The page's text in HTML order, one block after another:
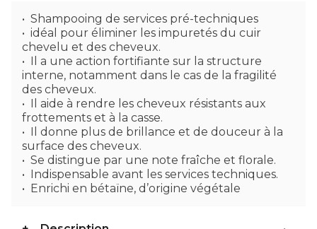
Shampooing de services pré-techniques
idéal pour éliminer les impuretés du cuir
chevelu et des cheveux.
Il a une action fortifiante sur la structure
interne, notamment dans le cas de la fragilité
des cheveux.
Il aide à rendre les cheveux résistants aux
frottements et à la casse.
Il donne plus de brillance et de douceur à la
surface des cheveux.
Se distingue par une note fraîche et florale.
Indispensable avant les services techniques.
Enrichi en bétaïne, d’origine végétale